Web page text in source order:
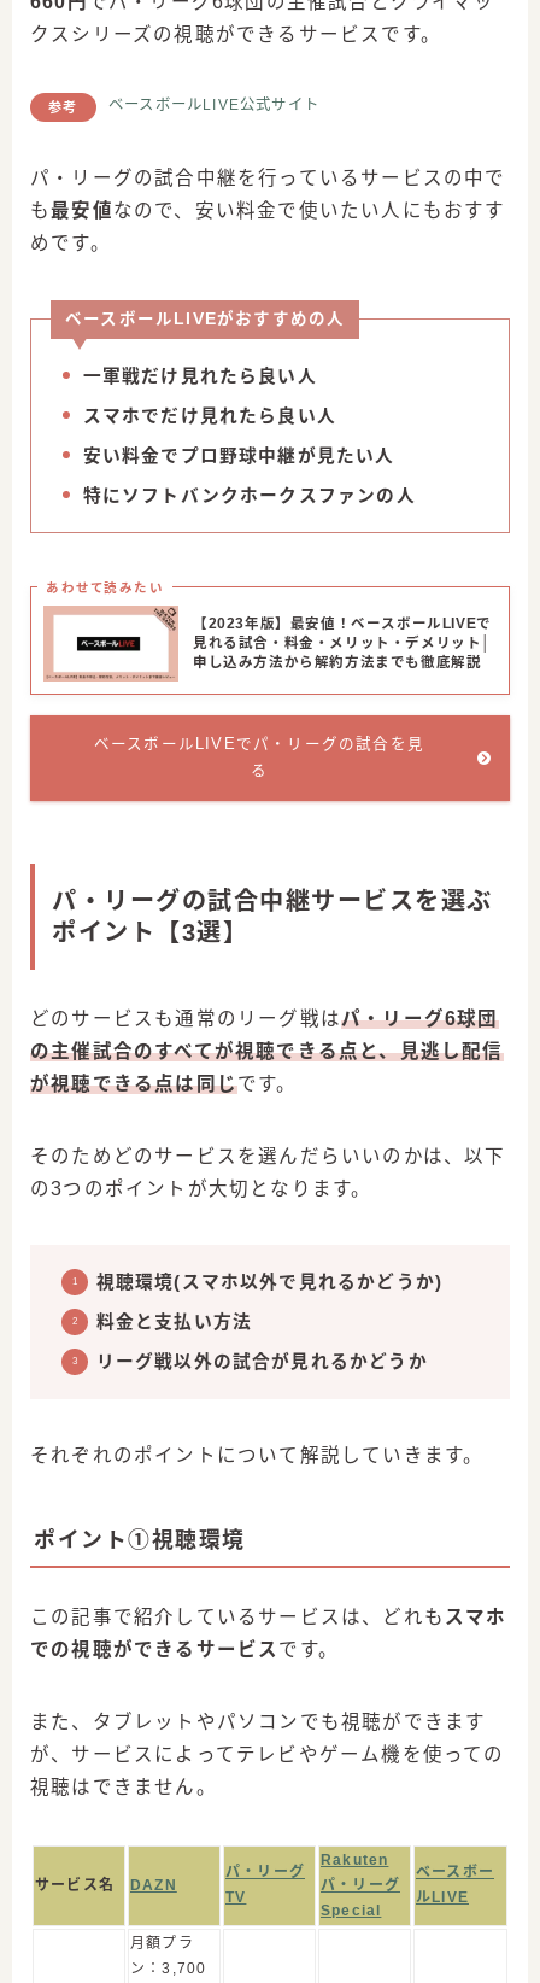
クスシリーズの視聴ができるサービスです。
参考 ベースボールLIVE公式サイト
パ・リーグの試合中継を行っているサービスの中で
も最安値なので、安い料金で使いたい人にもおすす
めです。
ベースボールLIVEがおすすめの人
一軍戦だけ見れたら良い人
スマホでだけ見れたら良い人
安い料金でプロ野球中継が見たい人
特にソフトバンクホークスファンの人
あわせて読みたい
【2023年版】最安値！ベースボールLIVEで
見れる試合・料金・メリット・デメリット│
申し込み方法から解約方法までも徹底解説
ベースボールLIVEでパ・リーグの試合を見
る
パ・リーグの試合中継サービスを選ぶ
ポイント【3選】
どのサービスも通常のリーグ戦はパ・リーグ6球団
の主催試合のすべてが視聴できる点と、見逃し配信
が視聴できる点は同じです。
そのためどのサービスを選んだらいいのかは、以下
の3つのポイントが大切となります。
視聴環境(スマホ以外で見れるかどうか)
料金と支払い方法
リーグ戦以外の試合が見れるかどうか
それぞれのポイントについて解説していきます。
ポイント①視聴環境
この記事で紹介しているサービスは、どれも スマホ
での視聴ができるサービス です。
また、タブレットやパソコンでも視聴ができます
が、サービスによってテレビやゲーム機を使っての
視聴はできません。
サービス名 DAZN
パ・リーグ
TV
Rakuten
パ・リーグ
Special
ベースボー
ルLIVE
月額プラ
ン：3,700